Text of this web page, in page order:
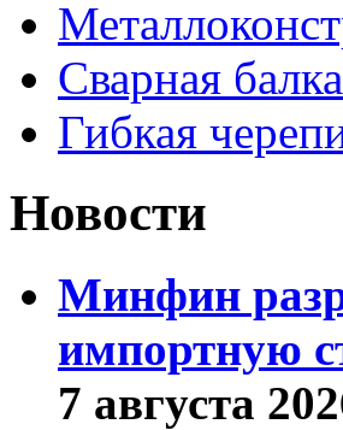
Сварная балка
Гибкая
Новости
Минфин
импортную
7 августа